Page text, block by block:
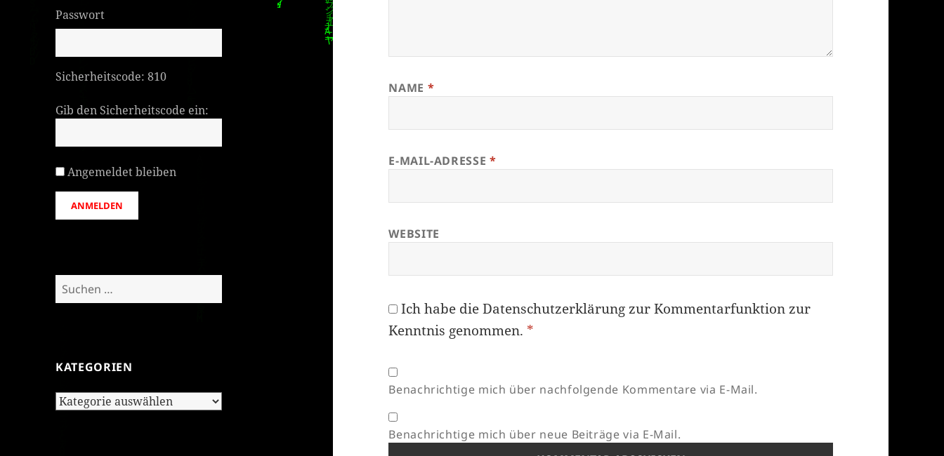
Passwort
Sicherheitscode: 810
Gib den Sicherheitscode ein:
Angemeldet bleiben
ANMELDEN
Suchen
nach:
KATEGORIEN
Kategorien
NAME *
E-MAIL-ADRESSE *
WEBSITE
Ich habe dieDatenschutzerklärungzur Kommentarfunktion zur
Kenntnis genommen. *
Benachrichtige mich über nachfolgende Kommentare via E-Mail.
Benachrichtige mich über neue Beiträge via E-Mail.